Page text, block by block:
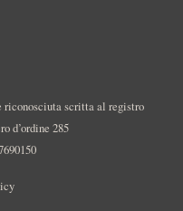
riconosciuta scritta al registro
d’ordine 285